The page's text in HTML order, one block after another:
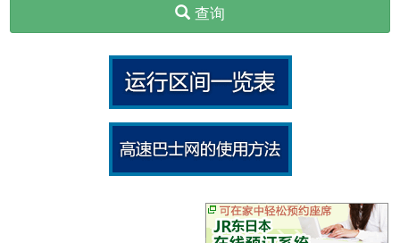
查询